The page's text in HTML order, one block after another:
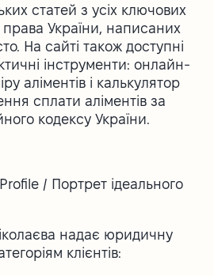
статей з усіх ключових
України, написаних
На сайті також доступні
інструменти: онлайн-
аліментів і калькулятор
сплати аліментів за
кодексу України.
/ Портрет ідеального
надає юридичну
клієнтів: